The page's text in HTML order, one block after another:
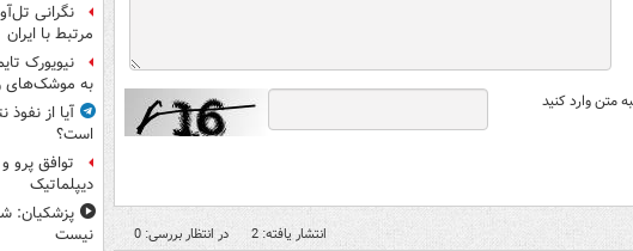
متن وارد کنید
انتشار یافته: 2 در انتظار بررسی: 0
نگرانی
مرتبط با ایران
نیویورک
به موشک‌های
آیا از
است؟
توافق پرو
دیپلماتیک
پزشکیان:
نیست